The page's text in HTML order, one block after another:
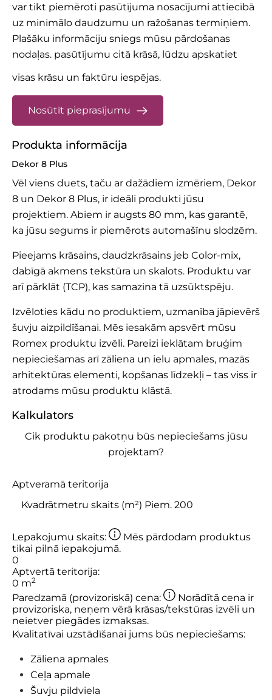
var tikt piemēroti pasūtījuma nosacījumi attiecībā
uz minimālo daudzumu un ražošanas termiņiem.
Plašāku informāciju sniegs mūsu pārdošanas
nodaļas. pasūtījumu citā krāsā, lūdzu apskatiet
visas krāsu un faktūru iespējas.
Nosūtīt pieprasījumu
Produkta informācija
Dekor 8 Plus
Vēl viens duets, taču ar dažādiem izmēriem, Dekor
8 un Dekor 8 Plus, ir ideāli produkti jūsu
projektiem. Abiem ir augsts 80 mm, kas garantē,
ka jūsu segums ir piemērots automašīnu slodzēm.
Pieejams krāsains, daudzkrāsains jeb Color-mix,
dabīgā akmens tekstūra un skalots. Produktu var
arī pārklāt (TCP), kas samazina tā uzsūktspēju.
Izvēloties kādu no produktiem, uzmanība jāpievērš
šuvju aizpildīšanai. Mēs iesakām apsvērt mūsu
Romex produktu izvēli. Pareizi ieklātam bruģim
nepieciešamas arī zāliena un ielu apmales, mazās
arhitektūras elementi, kopšanas līdzekļi – tas viss ir
atrodams mūsu produktu klāstā.
Kalkulators
Cik produktu pakotņu būs nepieciešams jūsu
projektam?
Aptveramā teritorija
Lepakojumu skaits:
Mēs pārdodam produktus
tikai pilnā iepakojumā.
0
Aptvertā teritorija:
0 m2
Paredzamā (provizoriskā) cena:
Norādītā cena ir
provizoriska, neņem vērā krāsas/tekstūras izvēli un
neietver piegādes izmaksas.
Kvalitatīvai uzstādīšanai jums būs nepieciešams:
Zāliena apmales
Ceļa apmale
Šuvju pildviela